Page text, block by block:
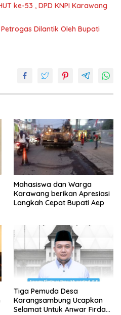
ke-53 , DPD KNPI Karawang
Dilantik Oleh Bupati
Mahasiswa dan Warga
Karawang berikan Apresiasi
Langkah Cepat Bupati Aep
Tiga Pemuda Desa
Karangsambung Ucapkan
Selamat Untuk Anwar Firdaus